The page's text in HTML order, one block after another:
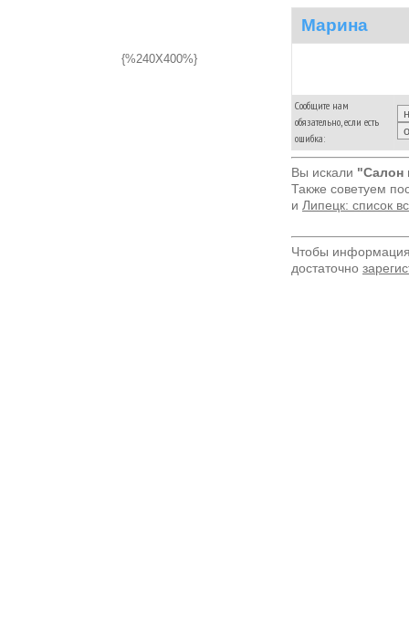
{%240X400%}
Марина
Сообщите нам
обязательно, если есть
ошибка:
Вы искали "Салон
Также советуем
и Липецк: список
Чтобы
достаточно